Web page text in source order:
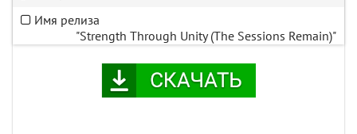
Имя релиза
"Strength Through Unity (The Sessions Remain)"